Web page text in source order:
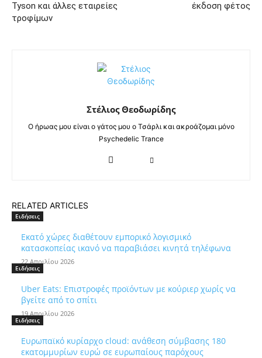
Tyson και άλλες εταιρείες
τροφίμων
έκδοση φέτος
Στέλιος Θεοδωρίδης
Ο ήρωας μου είναι ο γάτος μου ο Τσάρλι και ακροάζομαι μόνο
Psychedelic Trance
RELATED ARTICLES
Ειδήσεις
Εκατό χώρες διαθέτουν εμπορικό λογισμικό
κατασκοπείας ικανό να παραβιάσει κινητά τηλέφωνα
22 Απριλίου 2026
Ειδήσεις
Uber Eats: Επιστροφές προϊόντων με κούριερ χωρίς να
βγείτε από το σπίτι
19 Απριλίου 2026
Ειδήσεις
Ευρωπαϊκό κυρίαρχο cloud: ανάθεση σύμβασης 180
εκατομμυρίων ευρώ σε ευρωπαίους παρόχους